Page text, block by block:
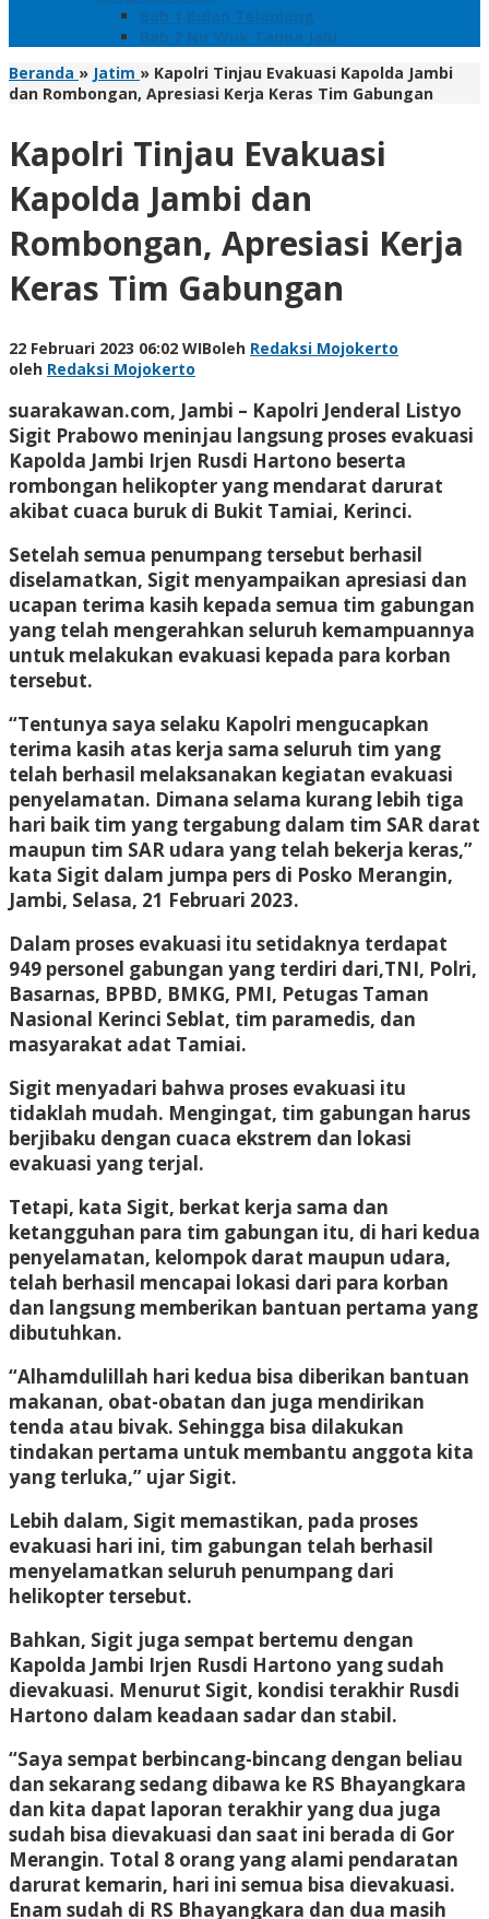
Bab 1 Bulan Telanjang
Bab 2 Nir Wuk Tanpa Jalu
Beranda » Jatim » Kapolri Tinjau Evakuasi Kapolda Jambi
dan Rombongan, Apresiasi Kerja Keras Tim Gabungan
Kapolri Tinjau Evakuasi
Kapolda Jambi dan
Rombongan, Apresiasi Kerja
Keras Tim Gabungan
22 Februari 2023 06:02 WIBoleh Redaksi Mojokerto
oleh Redaksi Mojokerto
suarakawan.com, Jambi – Kapolri Jenderal Listyo
Sigit Prabowo meninjau langsung proses evakuasi
Kapolda Jambi Irjen Rusdi Hartono beserta
rombongan helikopter yang mendarat darurat
akibat cuaca buruk di Bukit Tamiai, Kerinci.
Setelah semua penumpang tersebut berhasil
diselamatkan, Sigit menyampaikan apresiasi dan
ucapan terima kasih kepada semua tim gabungan
yang telah mengerahkan seluruh kemampuannya
untuk melakukan evakuasi kepada para korban
tersebut.
“Tentunya saya selaku Kapolri mengucapkan
terima kasih atas kerja sama seluruh tim yang
telah berhasil melaksanakan kegiatan evakuasi
penyelamatan. Dimana selama kurang lebih tiga
hari baik tim yang tergabung dalam tim SAR darat
maupun tim SAR udara yang telah bekerja keras,”
kata Sigit dalam jumpa pers di Posko Merangin,
Jambi, Selasa, 21 Februari 2023.
Dalam proses evakuasi itu setidaknya terdapat
949 personel gabungan yang terdiri dari,TNI, Polri,
Basarnas, BPBD, BMKG, PMI, Petugas Taman
Nasional Kerinci Seblat, tim paramedis, dan
masyarakat adat Tamiai.
Sigit menyadari bahwa proses evakuasi itu
tidaklah mudah. Mengingat, tim gabungan harus
berjibaku dengan cuaca ekstrem dan lokasi
evakuasi yang terjal.
Tetapi, kata Sigit, berkat kerja sama dan
ketangguhan para tim gabungan itu, di hari kedua
penyelamatan, kelompok darat maupun udara,
telah berhasil mencapai lokasi dari para korban
dan langsung memberikan bantuan pertama yang
dibutuhkan.
“Alhamdulillah hari kedua bisa diberikan bantuan
makanan, obat-obatan dan juga mendirikan
tenda atau bivak. Sehingga bisa dilakukan
tindakan pertama untuk membantu anggota kita
yang terluka,” ujar Sigit.
Lebih dalam, Sigit memastikan, pada proses
evakuasi hari ini, tim gabungan telah berhasil
menyelamatkan seluruh penumpang dari
helikopter tersebut.
Bahkan, Sigit juga sempat bertemu dengan
Kapolda Jambi Irjen Rusdi Hartono yang sudah
dievakuasi. Menurut Sigit, kondisi terakhir Rusdi
Hartono dalam keadaan sadar dan stabil.
“Saya sempat berbincang-bincang dengan beliau
dan sekarang sedang dibawa ke RS Bhayangkara
dan kita dapat laporan terakhir yang dua juga
sudah bisa dievakuasi dan saat ini berada di Gor
Merangin. Total 8 orang yang alami pendaratan
darurat kemarin, hari ini semua bisa dievakuasi.
Enam sudah di RS Bhayangkara dan dua masih